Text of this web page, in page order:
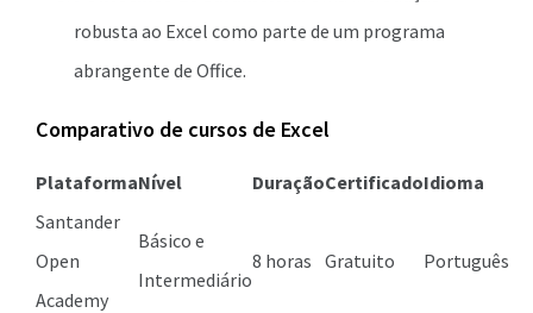
robusta ao Excel como parte de um programa
abrangente de Office.
Comparativo de cursos de Excel
PlataformaNível DuraçãoCertificadoIdioma
Santander
Open
Academy
Básico e
Intermediário
8 horas Gratuito Português